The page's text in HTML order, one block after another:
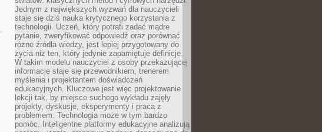
Jednym z największych wyzwań dla nauczycieli
staje się dziś nauka krytycznego korzystania z
technologii. Uczeń, który potrafi zadać mądre
pytanie, zweryfikować odpowiedź oraz porównać
różne źródła wiedzy, jest lepiej przygotowany do
życia niż ten, który jedynie zapamiętuje definicje.
W takim modelu nauczyciel z osoby przekazującej
informacje staje się przewodnikiem, trenerem
myślenia i projektantem doświadczeń
edukacyjnych. Kluczowe jest więc projektowanie
lekcji tak, by miejsce suchego wykładu zajęły
projekty, dyskusje, eksperymenty i praca z
problemem. Technologia może w tym bardzo
pomóc. Inteligentne platformy edukacyjne analizują